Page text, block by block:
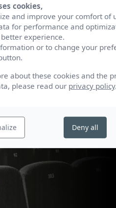
cookies,
and improve your comfort of
for performance and
experience.
or to change your
about these cookies and the
please read our privacy policy.
Deny all